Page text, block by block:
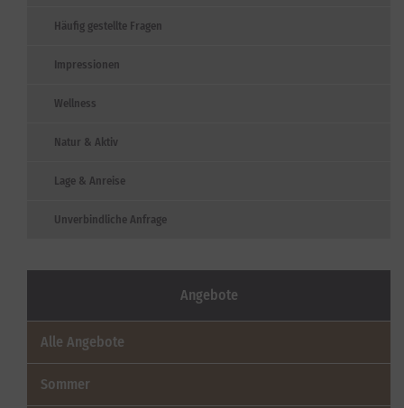
Häufig gestellte Fragen
Impressionen
Wellness
Natur & Aktiv
Lage & Anreise
Unverbindliche Anfrage
Angebote
Alle Angebote
Sommer